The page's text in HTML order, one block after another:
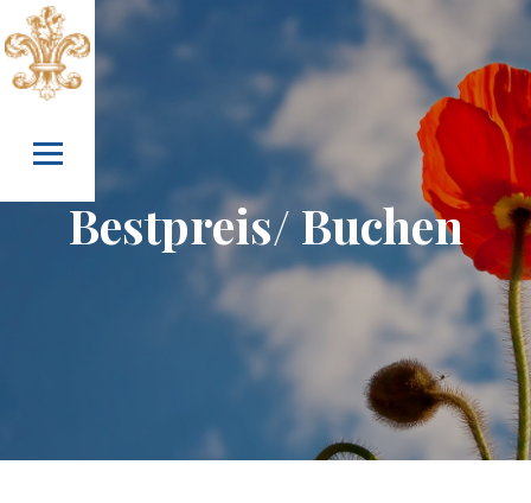
Skip to content
Bestpreis/ Buchen